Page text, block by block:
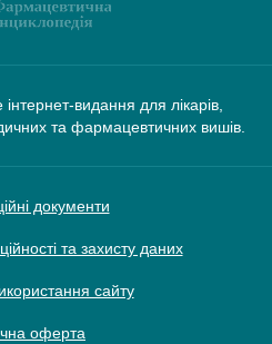
видання для лікарів,
та фармацевтичних вишів.
документи
та захисту даних
сайту
оферта